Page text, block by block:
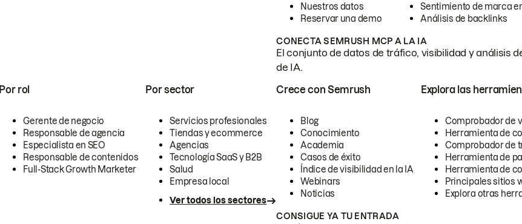
Nuestros datos
Reservar una demo
Sentimiento de marca
Análisis de backlinks
CONECTA SEMRUSH MCP A LA IA
El conjunto de datos de tráfico, visibilidad y análisis
de IA.
Por rol
Gerente de negocio
Responsable de agencia
Especialista en SEO
Responsable de contenidos
Full-Stack Growth Marketer
Por sector
Servicios profesionales
Tiendas y ecommerce
Agencias
Tecnología SaaS y B2B
Salud
Empresa local
Ver todos los sectores
Crece con Semrush
Blog
Conocimiento
Academia
Casos de éxito
Índice de visibilidad en la IA
Webinars
Noticias
Explora las
Comprobador de
Herramienta de
Comprobador de
Herramienta de
Herramienta de
Principales sitios
Explora otras
CONSIGUE YA TU ENTRADA